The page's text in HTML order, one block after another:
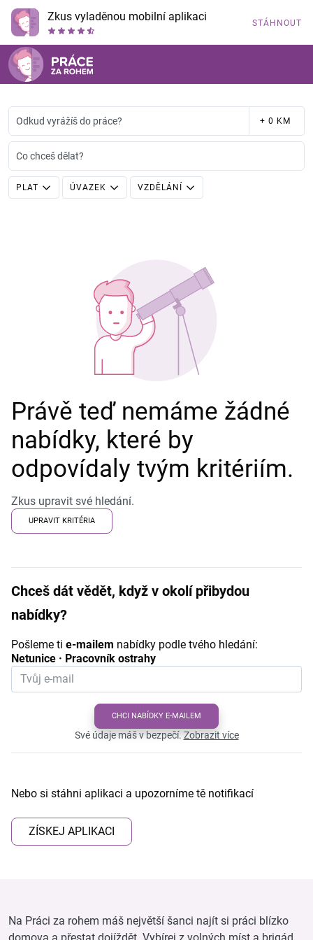
Zkus vyladěnou mobilní aplikaci STÁHNOUT
Odkud vyrážíš do práce? + 0 KM
Co chceš dělat?
PLAT ÚVAZEK VZDĚLÁNÍ
Právě teď nemáme žádné
nabídky, které by
odpovídaly tvým kritériím.
Zkus upravit své hledání.
UPRAVIT KRITÉRIA
Chceš dát vědět, když v okolí přibydou
nabídky?
Pošleme ti e-mailem nabídky podle tvého hledání:
Netunice · Pracovník ostrahy
CHCI NABÍDKY E-MAILEM
Své údaje máš v bezpečí.Zobrazit více
Nebo si stáhni aplikaci a upozorníme tě notifikací
ZÍSKEJ APLIKACI
Na Práci za rohem máš největší šanci najít si práci blízko
domova a přestat dojíždět. Vybírej z volných míst a brigád